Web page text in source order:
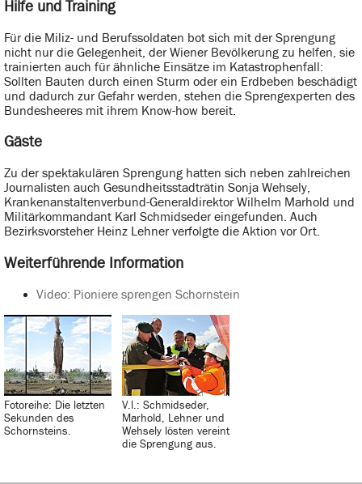
Hilfe und Training
Für die Miliz- und Berufssoldaten bot sich mit der Sprengung
nicht nur die Gelegenheit, der Wiener Bevölkerung zu helfen, sie
trainierten auch für ähnliche Einsätze im Katastrophenfall:
Sollten Bauten durch einen Sturm oder ein Erdbeben beschädigt
und dadurch zur Gefahr werden, stehen die Sprengexperten des
Bundesheeres mit ihrem Know-how bereit.
Gäste
Zu der spektakulären Sprengung hatten sich neben zahlreichen
Journalisten auch Gesundheitsstadträtin Sonja Wehsely,
Krankenanstaltenverbund-Generaldirektor Wilhelm Marhold und
Militärkommandant Karl Schmidseder eingefunden. Auch
Bezirksvorsteher Heinz Lehner verfolgte die Aktion vor Ort.
Weiterführende Information
Video: Pioniere sprengen Schornstein
Fotoreihe: Die letzten
Sekunden des
Schornsteins.
V.l.: Schmidseder,
Marhold, Lehner und
Wehsely lösten vereint
die Sprengung aus.